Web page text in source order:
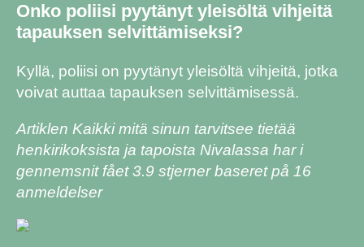
Onko poliisi pyytänyt yleisöltä vihjeitä
tapauksen selvittämiseksi?
Kyllä, poliisi on pyytänyt yleisöltä vihjeitä, jotka
voivat auttaa tapauksen selvittämisessä.
Artiklen Kaikki mitä sinun tarvitsee tietää
henkirikoksista ja tapoista Nivalassa har i
gennemsnit fået3.9 stjerner baseret på 16
anmeldelser